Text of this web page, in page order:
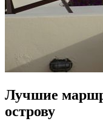
Лучшие
острову